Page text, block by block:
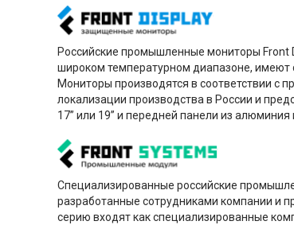
Российские промышленные мониторы Front
широком температурном диапазоне, имеют
Мониторы производятся в соответствии с
локализации производства в России и
17” или 19” и передней панели из алюминия
Специализированные российские
разработанные сотрудниками компании и
серию входят как специализированные